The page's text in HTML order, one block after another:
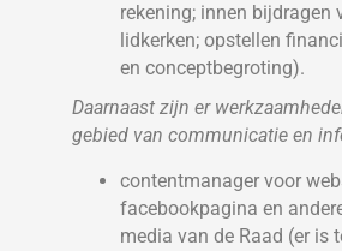
rekening; innen bijdragen
lidkerken; opstellen
en conceptbegroting).
Daarnaast zijn er
gebied van communicatie en
contentmanager voor
facebookpagina en
media van de Raad (er is